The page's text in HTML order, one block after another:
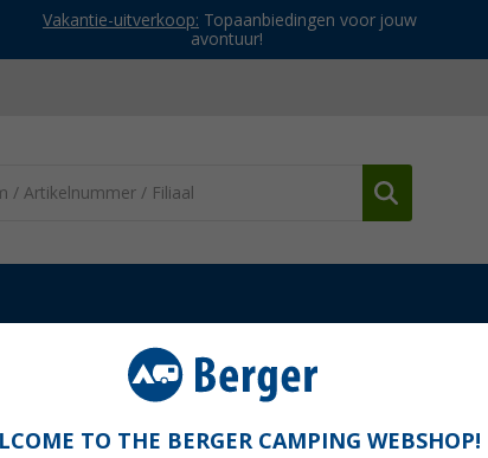
Vakantie-uitverkoop: Topaanbiedingen voor jouw
avontuur!
Aqiila Airbird C2 draagbare compressor met geïntegreerde
geïntegreerde campinglamp
TO THE BERGER CAMPING WEBSHOP!